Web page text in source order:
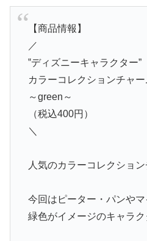
【商品情報】
／
‟ディズニーキャラクター”
カラーコレクションチャー
～green～
（税込400円）
＼
人気のカラーコレクショ
今回はピーター・パンや
緑色がイメージのキャラ